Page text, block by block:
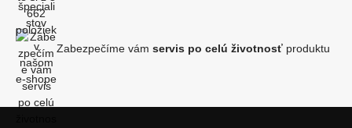
Zabezpečíme vám servis po celú životnosť produktu